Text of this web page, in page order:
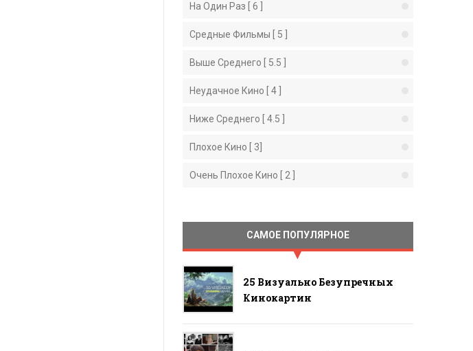
На Один Раз [ 6 ]
Средные Фильмы [ 5 ]
Выше Среднего [ 5.5 ]
Неудачное Кино [ 4 ]
Ниже Среднего [ 4.5 ]
Плохое Кино [ 3]
Очень Плохое Кино [ 2 ]
САМОЕ ПОПУЛЯРНОЕ
25 Визуально Безупречных
Кинокартин